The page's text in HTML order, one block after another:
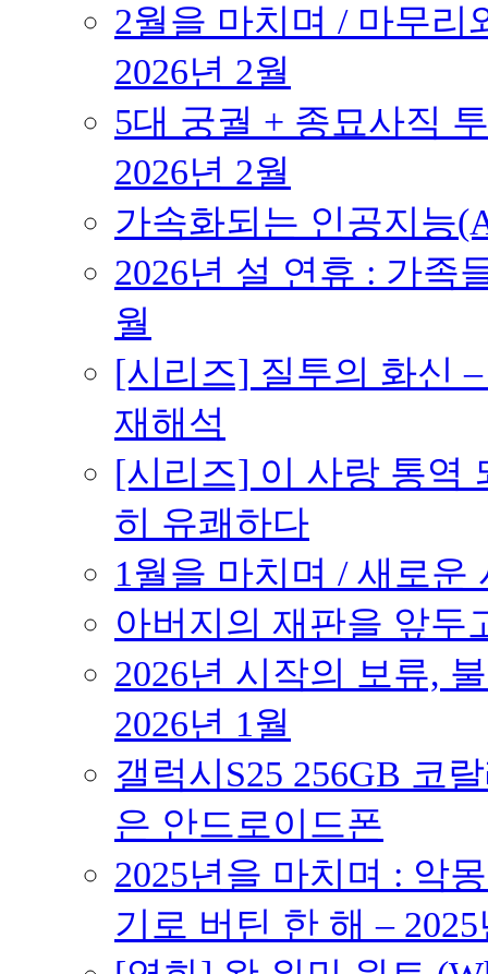
2월을 마치며 / 마무리
2026년 2월
5대 궁궐 + 종묘사직
2026년 2월
가속화되는 인공지능
2026년 설 연휴 : 가족
월
[시리즈] 질투의 화신
재해석
[시리즈] 이 사랑 통역
히 유쾌하다
1월을 마치며 / 새로운
아버지의 재판을 앞두
2026년 시작의 보류,
2026년 1월
갤럭시S25 256GB 코
은 안드로이드폰
2025년을 마치며 : 악
기로 버틴 한 해 –